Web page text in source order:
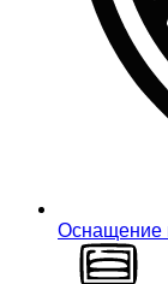
Оснащение